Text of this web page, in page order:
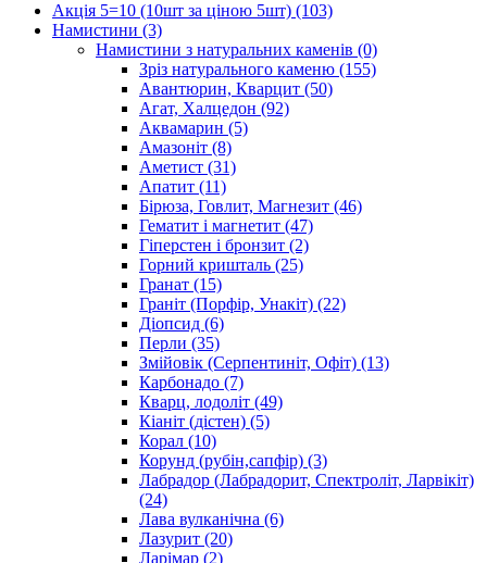
Акція 5=10 (10шт за ціною 5шт) (103)
Намистини (3)
Намистини з натуральних каменів (0)
Зріз натурального каменю (155)
Авантюрин, Кварцит (50)
Агат, Халцедон (92)
Аквамарин (5)
Амазоніт (8)
Аметист (31)
Апатит (11)
Бірюза, Говлит, Магнезит (46)
Гематит і магнетит (47)
Гіперстен і бронзит (2)
Горний кришталь (25)
Гранат (15)
Граніт (Порфір, Унакіт) (22)
Діопсид (6)
Перли (35)
Змійовік (Серпентиніт, Офіт) (13)
Карбонадо (7)
Кварц, лодоліт (49)
Кіаніт (дістен) (5)
Корал (10)
Корунд (рубін,сапфір) (3)
Лабрадор (Лабрадорит, Спектроліт, Ларвікіт)
(24)
Лава вулканічна (6)
Лазурит (20)
Ларімар (2)